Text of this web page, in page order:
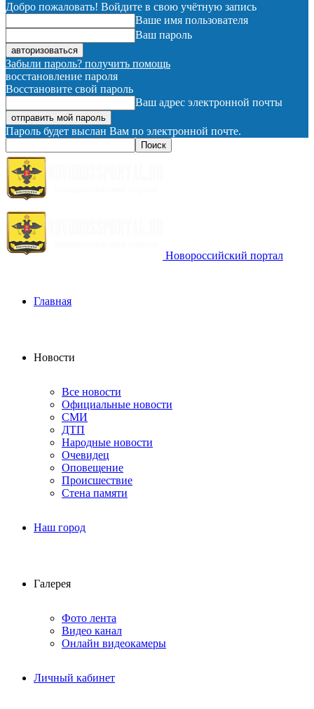
Добро пожаловать! Войдите в свою учётную запись
Ваше имя пользователя
Ваш пароль
Забыли пароль? получить помощь
восстановление пароля
Восстановите свой пароль
Ваш адрес электронной почты
Пароль будет выслан Вам по электронной почте.
Новороссийский портал
Главная
Новости
Все новости
Официальные новости
СМИ
ДТП
Народные новости
Очевидец
Оповещение
Происшествие
Стена памяти
Наш город
Галерея
Фото лента
Видео канал
Онлайн видеокамеры
Личный кабинет